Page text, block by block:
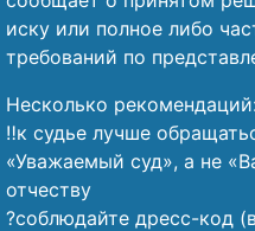
иску или полное либо
требований по
Несколько
‼️к судье лучше
«Уважаемый суд», а не
отчеству
?соблюдайте дресс-код